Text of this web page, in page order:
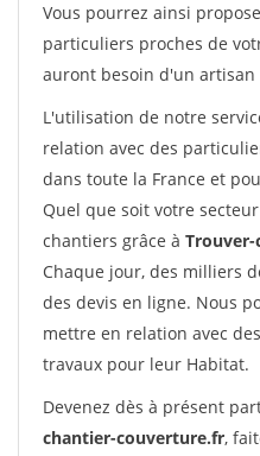
Vous pourrez ainsi
particuliers proches de
auront besoin d'un
L'utilisation de notre
relation avec des
dans toute la France et
Quel que soit votre
chantiers grâce à
Chaque jour, des milliers
des devis en ligne. Nous
mettre en relation avec
travaux pour leur Habitat.
Devenez dès à présent
chantier-couverture.fr,